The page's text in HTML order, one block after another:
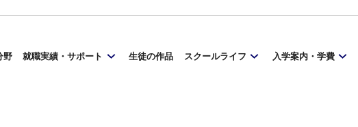
野 就職実績・サポート 生徒の作品 スクールライフ 入学案内・学費